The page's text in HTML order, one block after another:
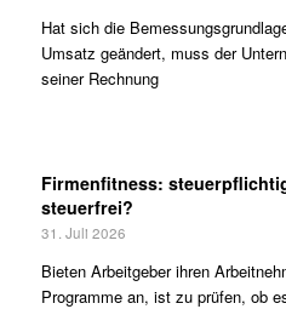
Hat sich die
Umsatz geändert, muss der
seiner Rechnung
Firmenfitness:
steuerfrei?
31. Juli 2026
Bieten Arbeitgeber ihren
Programme an, ist zu prüfen, ob